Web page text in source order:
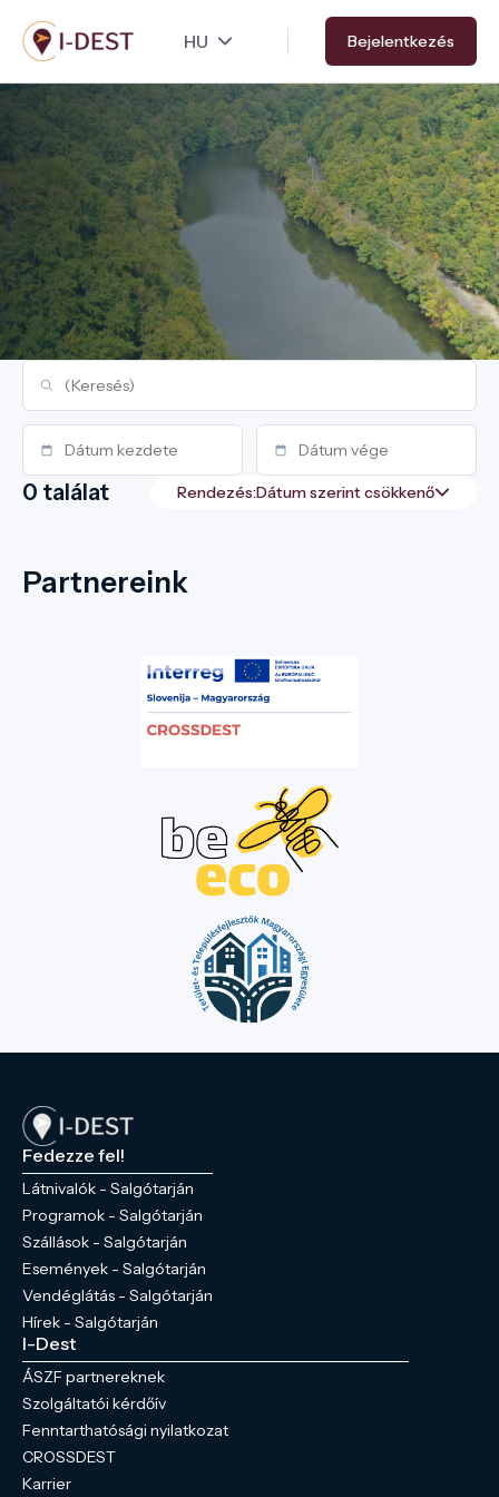
Ugrás
a
tartalomra
Bejelentkezés
0 találat Rendezés:
Partnereink
Fedezze fel!
Látnivalók - Salgótarján
Programok - Salgótarján
Szállások - Salgótarján
Események - Salgótarján
Vendéglátás - Salgótarján
Hírek - Salgótarján
I-Dest
ÁSZF partnereknek
Szolgáltatói kérdőív
Fenntarthatósági nyilatkozat
CROSSDEST
Karrier